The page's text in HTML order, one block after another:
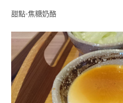
甜點-焦糖奶酪